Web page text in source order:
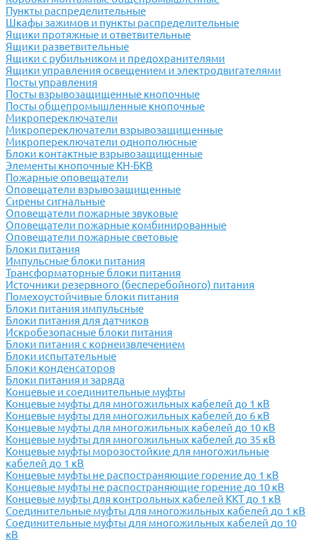
Пункты распределительные
Шкафы зажимов и пункты распределительные
Ящики протяжные и ответвительные
Ящики разветвительные
Ящики с рубильником и предохранителями
Ящики управления освещением и электродвигателями
Посты управления
Посты взрывозащищенные кнопочные
Посты общепромышленные кнопочные
Микропереключатели
Микропереключатели взрывозащищенные
Микропереключатели однополюсные
Блоки контактные взрывозащищенные
Элементы кнопочные КН-БКВ
Пожарные оповещатели
Оповещатели взрывозащищенные
Сирены сигнальные
Оповещатели пожарные звуковые
Оповещатели пожарные комбинированные
Оповещатели пожарные световые
Блоки питания
Импульсные блоки питания
Трансформаторные блоки питания
Источники резервного (бесперебойного) питания
Помехоустойчивые блоки питания
Блоки питания импульсные
Блоки питания для датчиков
Искробезопасные блоки питания
Блоки питания с корнеизвлечением
Блоки испытательные
Блоки конденсаторов
Блоки питания и заряда
Концевые и соединительные муфты
Концевые муфты для многожильных кабелей до 1 кВ
Концевые муфты для многожильных кабелей до 6 кВ
Концевые муфты для многожильных кабелей до 10 кВ
Концевые муфты для многожильных кабелей до 35 кВ
Концевые муфты морозостойкие для многожильные
кабелей до 1 кВ
Концевые муфты не распостраняющие горение до 1 кВ
Концевые муфты не распостраняющие горение до 10 кВ
Концевые муфты для контрольных кабелей ККТ до 1 кВ
Соединительные муфты для многожильных кабелей до 1 кВ
Соединительные муфты для многожильных кабелей до 10
кВ